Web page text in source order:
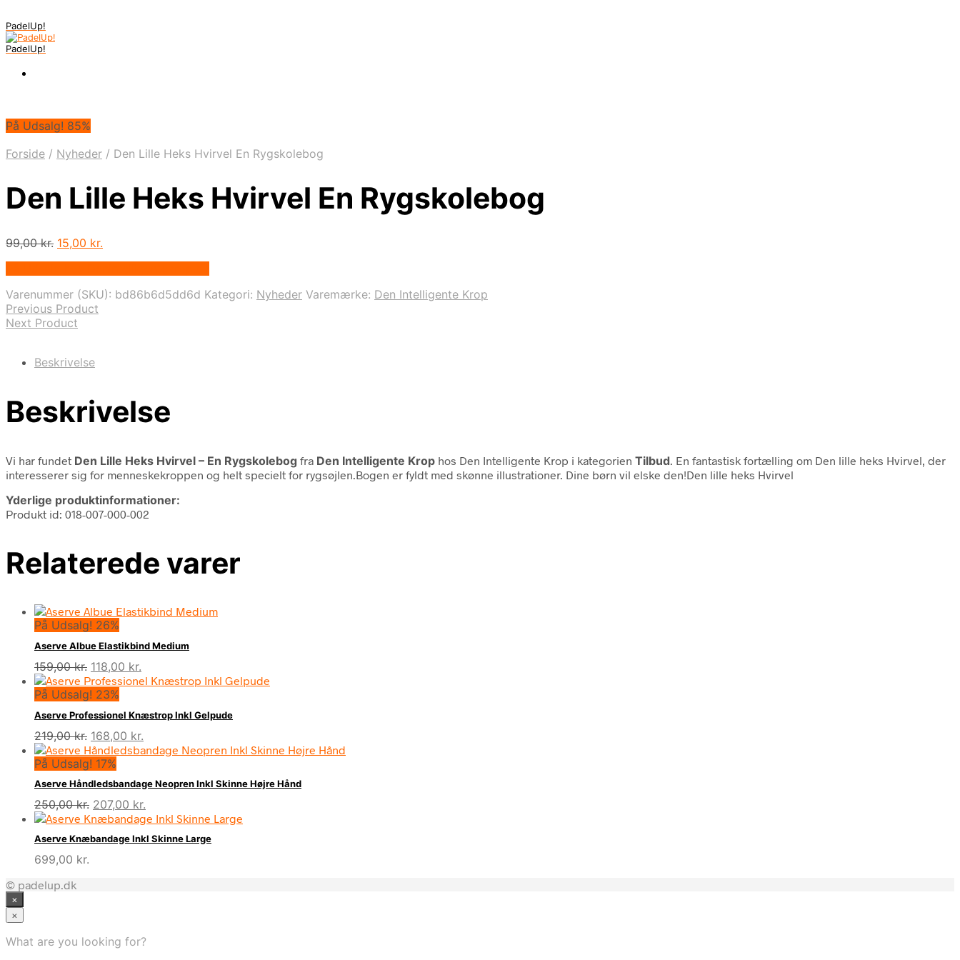
PadelUp!
PadelUp!
På Udsalg! 85%
Forside / Nyheder / Den Lille Heks Hvirvel En Rygskolebog
Den Lille Heks Hvirvel En Rygskolebog
99,00kr. Den
99,00 kr..
15,00 kr.
15,00 kr..
Varenummer (SKU): bd86b6d5dd6d Kategori: Nyheder Varemærke: Den Intelligente Krop
Previous Product
Next Product
Beskrivelse
Beskrivelse
Vi har fundet Den Lille Heks Hvirvel – En Rygskolebog fra Den Intelligente Krop hos Den Intelligente Krop i kategorien Tilbud . En fantastisk fortælling om Den lille heks Hvirvel, der
interesserer sig for menneskekroppen og helt specielt for rygsøjlen.Bogen er fyldt med skønne illustrationer. Dine børn vil elske den!Den lille heks Hvirvel
Yderlige produktinformationer:
Produkt id: 018-007-000-002
Relaterede varer
På Udsalg! 26%
Aserve Albue Elastikbind Medium
159,00kr. Den
oprindelige
pris
var:
159,00 kr..
118,00 kr.
aktuelle
118,00 kr..
På Udsalg! 23%
Aserve Professionel Knæstrop Inkl Gelpude
219,00kr. Den
oprindelige
pris
var:
219,00 kr..
168,00 kr.
aktuelle
er:
168,00 kr..
På Udsalg! 17%
Aserve Håndledsbandage Neopren Inkl Skinne Højre Hånd
250,00kr. Den
oprindelige
pris
var:
207,00 kr.
aktuelle
pris
er:
Aserve Knæbandage Inkl Skinne Large
699,00 kr.
© padelup.dk
×
×
What are you looking for?